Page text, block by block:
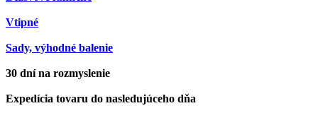
Vtipné
Sady, výhodné balenie
30 dní na rozmyslenie
Expedícia tovaru do nasledujúceho dňa